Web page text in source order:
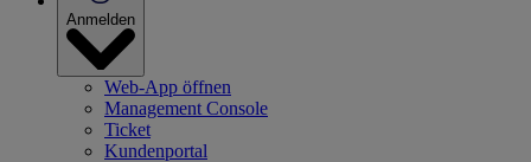
Anmelden
Web-App öffnen
Management Console
Ticket
Kundenportal